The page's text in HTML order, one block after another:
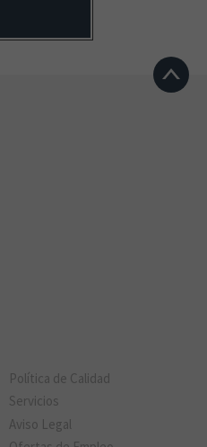
Política de Calidad
Servicios
Aviso Legal